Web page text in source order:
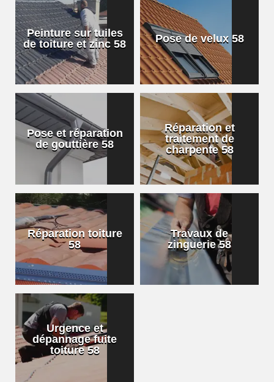
Peinture sur tuiles
de toiture et zinc 58
Pose de velux 58
Pose et réparation
de gouttière 58
Réparation et
traitement de
charpente 58
Réparation toiture
58
Travaux de
zinguerie 58
Urgence et
dépannage fuite
toiture 58